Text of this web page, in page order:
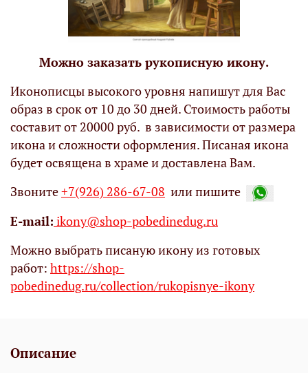
Можно заказать рукописную икону.
Иконописцы высокого уровня напишут для Вас
образ в срок от 10 до 30 дней. Стоимость работы
составит от 20000 руб. в зависимости от размера
икона и сложности оформления. Писаная икона
будет освящена в храме и доставлена Вам.
Звоните+7(926) 286-67-08 или пишите
Е-mail: ikony@shop-pobedinedug.ru
Можно выбрать писаную икону из готовых
работ: https://shop-
pobedinedug.ru/collection/rukopisnye-ikony
Описание